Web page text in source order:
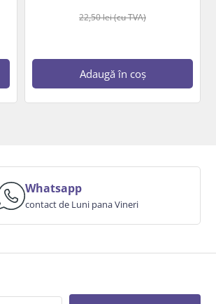
22,50lei(cu TVA)
Adaugă în coș
Whatsapp
contact de Luni pana Vineri